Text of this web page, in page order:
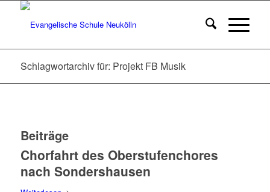
Schlagwortarchiv für: Projekt FB Musik
Beiträge
Chorfahrt des Oberstufenchores
nach Sondershausen